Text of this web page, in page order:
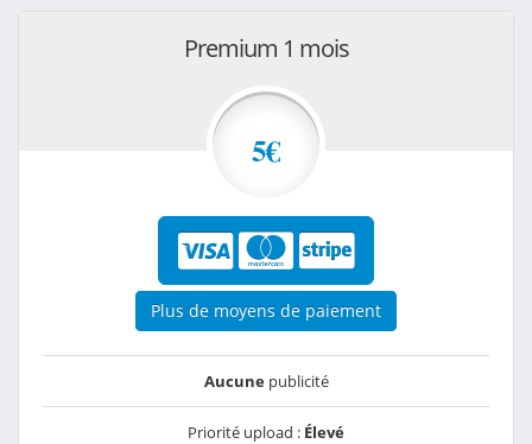
Premium 1 mois
5€
Plus de moyens de paiement
Aucunepublicité
Priorité upload : Élevé